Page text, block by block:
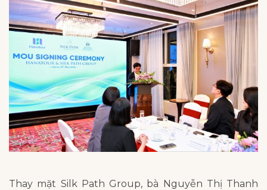
Thay mặt Silk Path Group, bà Nguyễn Thị Thanh